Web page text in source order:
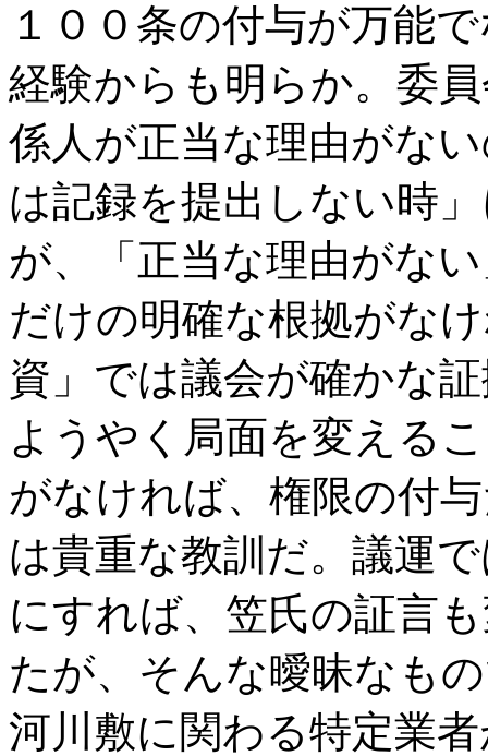
１００条の付与が万能
経験からも明らか。委
係人が正当な理由がな
は記録を提出しない時
が、「正当な理由がな
だけの明確な根拠がな
資」では議会が確かな
ようやく局面を変える
がなければ、権限の付
は貴重な教訓だ。議運
にすれば、笠氏の証言
たが、そんな曖昧なも
河川敷に関わる特定業